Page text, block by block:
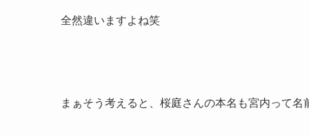
全然違いますよね笑
まぁそう考えると、桜庭さんの本名も宮内って